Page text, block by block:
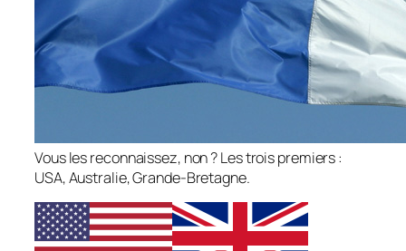
Vous les reconnaissez, non ? Les trois premiers :
USA, Australie, Grande-Bretagne.